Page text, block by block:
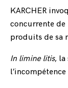
KARCHER
concurrente
produits de sa
In limine litis, la